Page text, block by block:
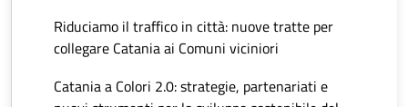
Riduciamo il traffico in città: nuove tratte per
collegare Catania ai Comuni viciniori
Catania a Colori 2.0: strategie, partenariati e